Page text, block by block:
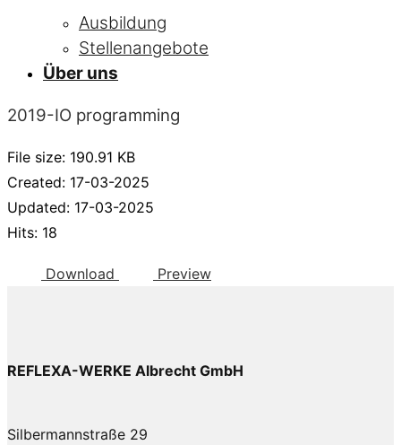
Ausbildung
Stellenangebote
Über uns
2019-IO programming
File size: 190.91 KB
Created: 17-03-2025
Updated: 17-03-2025
Hits: 18
Download Preview
REFLEXA-WERKE Albrecht GmbH
Silbermannstraße 29